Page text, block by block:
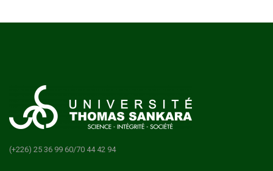
(+226) 25 36 99 60/70 44 42 94